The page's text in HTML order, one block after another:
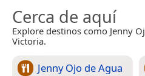
Cerca de aquí
Explore destinos como Jenny
Victoria.
Jenny Ojo de Agua